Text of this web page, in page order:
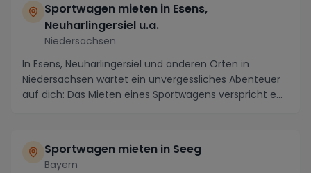
Sportwagen mieten in Esens,
Neuharlingersiel u.a.
Niedersachsen
In Esens, Neuharlingersiel und anderen Orten in
Niedersachsen wartet ein unvergessliches Abenteuer
auf dich: Das Mieten eines Sportwagens verspricht e...
Sportwagen mieten in Seeg
Bayern